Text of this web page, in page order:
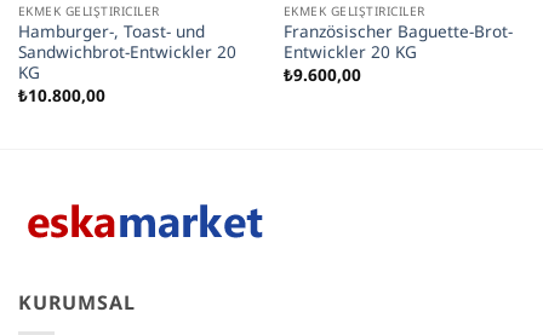
EKMEK GELIŞTIRICILER
Hamburger-, Toast- und
Sandwichbrot-Entwickler 20
KG
₺10.800,00
EKMEK GELIŞTIRICILER
Französischer Baguette-Brot-
Entwickler 20 KG
₺9.600,00
KURUMSAL